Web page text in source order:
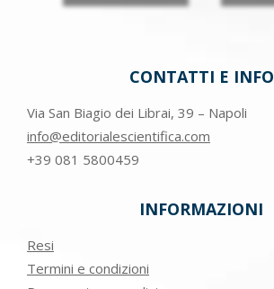
CONTATTI E INFO
Via San Biagio dei Librai, 39 – Napoli
info@editorialescientifica.com
+39 081 5800459
INFORMAZIONI
Resi
Termini e condizioni